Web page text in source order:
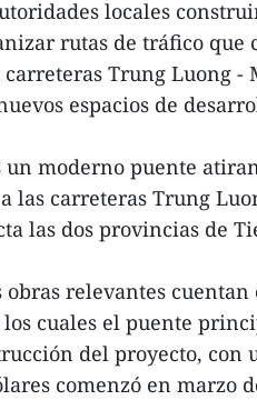
locales
rutas de tráfico que
carreteras Trung Luong -
espacios de
un moderno puente
las carreteras Trung
las dos provincias de
obras relevantes
cuales el puente
del proyecto, con
comenzó en marzo